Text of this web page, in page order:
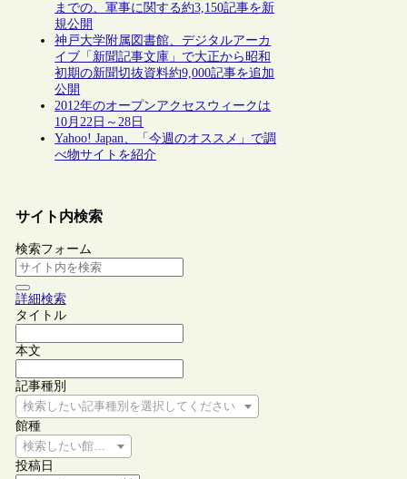
までの、軍事に関する約3,150記事を新
規公開
神戸大学附属図書館、デジタルアーカ
イブ「新聞記事文庫」で大正から昭和
初期の新聞切抜資料約9,000記事を追加
公開
2012年のオープンアクセスウィークは
10月22日～28日
Yahoo! Japan、「今週のオススメ」で調
べ物サイトを紹介
サイト内検索
検索フォーム
詳細検索
タイトル
本文
記事種別
検索したい記事種別を選択してください
館種
検索したい館種を選択してください
投稿日